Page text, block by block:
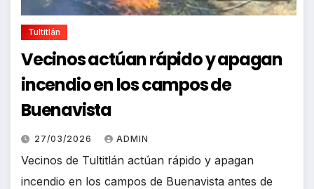
Tultitlán
Vecinos actúan rápido y apagan
incendio en los campos de
Buenavista
27/03/2026 ADMIN
Vecinos de Tultitlán actúan rápido y apagan
incendio en los campos de Buenavista antes de